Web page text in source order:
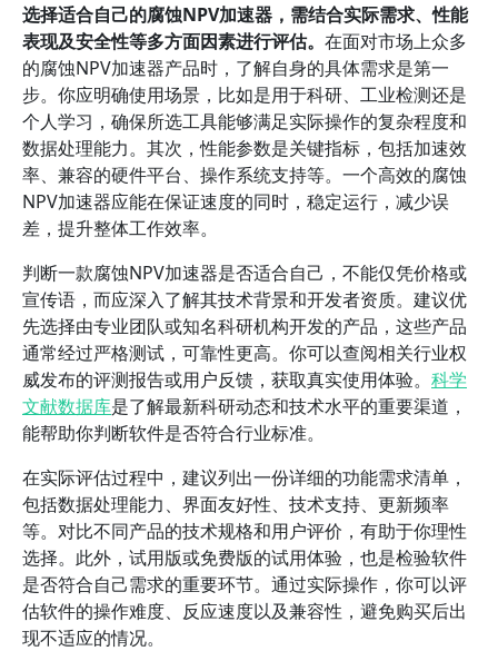
选择适合自己的腐蚀NPV加速器，需结合实际需求、性能
表现及安全性等多方面因素进行评估。 在面对市场上众多
的腐蚀NPV加速器产品时，了解自身的具体需求是第一
步。你应明确使用场景，比如是用于科研、工业检测还是
个人学习，确保所选工具能够满足实际操作的复杂程度和
数据处理能力。其次，性能参数是关键指标，包括加速效
率、兼容的硬件平台、操作系统支持等。一个高效的腐蚀
NPV加速器应能在保证速度的同时，稳定运行，减少误
差，提升整体工作效率。
判断一款腐蚀NPV加速器是否适合自己，不能仅凭价格或
宣传语，而应深入了解其技术背景和开发者资质。建议优
先选择由专业团队或知名科研机构开发的产品，这些产品
通常经过严格测试，可靠性更高。你可以查阅相关行业权
威发布的评测报告或用户反馈，获取真实使用体验。 科学
文献数据库是了解最新科研动态和技术水平的重要渠道，
能帮助你判断软件是否符合行业标准。
在实际评估过程中，建议列出一份详细的功能需求清单，
包括数据处理能力、界面友好性、技术支持、更新频率
等。对比不同产品的技术规格和用户评价，有助于你理性
选择。此外，试用版或免费版的试用体验，也是检验软件
是否符合自己需求的重要环节。通过实际操作，你可以评
估软件的操作难度、反应速度以及兼容性，避免购买后出
现不适应的情况。